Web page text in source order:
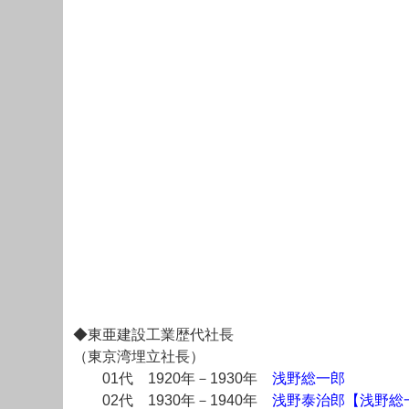
◆東亜建設工業歴代社長
（東京湾埋立社長）
01代 1920年－1930年 浅野総一郎
02代 1930年－1940年 浅野泰治郎【浅野総